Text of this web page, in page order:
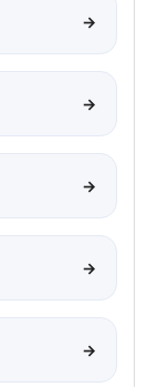
→
→
→
→
→